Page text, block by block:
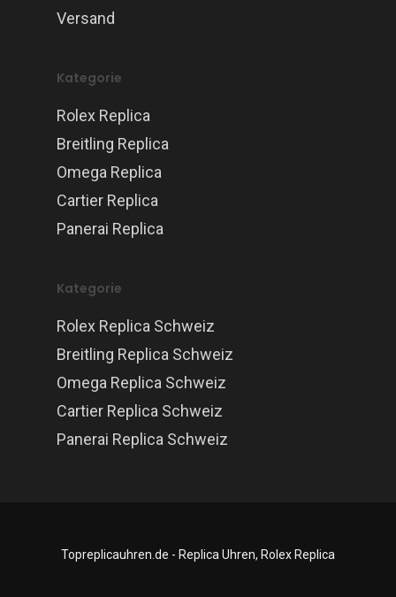
Versand
Kategorie
Rolex Replica
Breitling Replica
Omega Replica
Cartier Replica
Panerai Replica
Kategorie
Rolex Replica Schweiz
Breitling Replica Schweiz
Omega Replica Schweiz
Cartier Replica Schweiz
Panerai Replica Schweiz
Topreplicauhren.de - Replica Uhren, Rolex Replica